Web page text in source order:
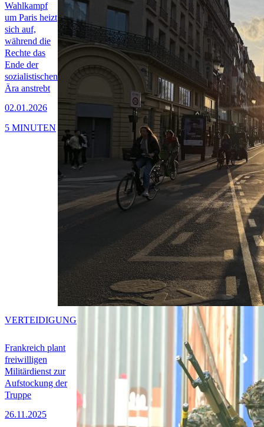
Wahlkampf
um Paris heizt
sich auf,
während die
Rechte das
Ende der
sozialistischen
Ära anstrebt
02.01.2026
5 MINUTEN
Frankreich plant
freiwilligen
Militärdienst zur
Aufstockung der
Truppe
26.11.2025
VERTEIDIGUNG